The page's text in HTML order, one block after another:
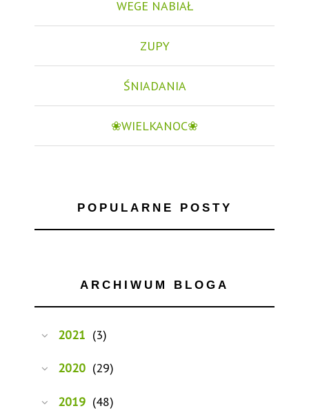
WEGE NABIAŁ
ZUPY
ŚNIADANIA
❀WIELKANOC❀
POPULARNE POSTY
ARCHIWUM BLOGA
2021 (3)
2020 (29)
2019 (48)